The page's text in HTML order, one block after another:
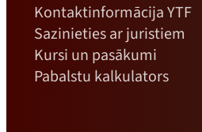
Kontaktinformācija YTF
Sazinieties ar juristiem
Kursi un pasākumi
Pabalstu kalkulators